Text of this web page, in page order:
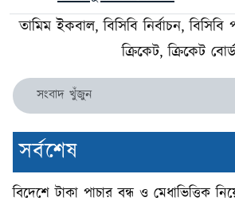
তামিম ইকবাল, বিসিবি নির্বাচন,
ক্রিকেট, ক্রিকেট বোর্ড
সর্বশেষ
বিদেশে টাকা পাচার বন্ধ ও মেধাভিত্তিক